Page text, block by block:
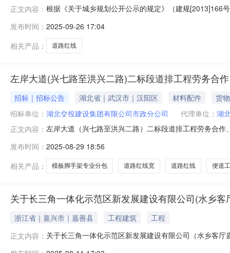
正文内容： 根据《关于城乡规划公开公示的规定》（建规[2013]166
整。2、其它与原审批图纸保持一致。四、公示地点广西
发布时间： 2025-09-26 17:04
相关产品：
道路红线
左岸大道(兴七路至洪兴二路)二标段道排工程劳务合
招标｜招标公告 湖北省｜武汉市｜汉阳区 材料配件
货物
招标单位： 湖北交投建设集团有限公司市政分公司 代理单位： 湖
正文内容： 左岸大道（兴七路至洪兴二路）二标段道排工程劳务合
政分公司现委托湖北华通工程咨询有限公司（以下简称“
专业分包组织询比采购。2.工程概况与采购
发布时间： 2025-08-29 18:56
相关产品：
模板脚手架专业分包 道路红线宽 道路红线 便道
关于长三角一体化示范区新发展建设有限公司(水乡
浙江省｜嘉兴市｜嘉善县 工程建筑
工程
正文内容： 关于长三角一体化示范区新发展建设有限公司（水乡客